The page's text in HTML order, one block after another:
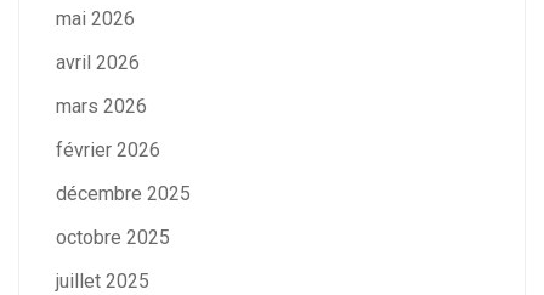
mai 2026
avril 2026
mars 2026
février 2026
décembre 2025
octobre 2025
juillet 2025